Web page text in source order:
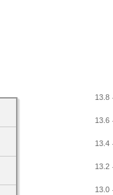
13.0
13.2
13.4
13.6
13.8